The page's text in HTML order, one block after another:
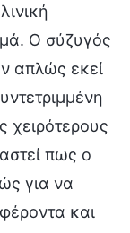
Ο σύζυγός
απλώς εκεί
χειρότερους
πως ο
για να
και